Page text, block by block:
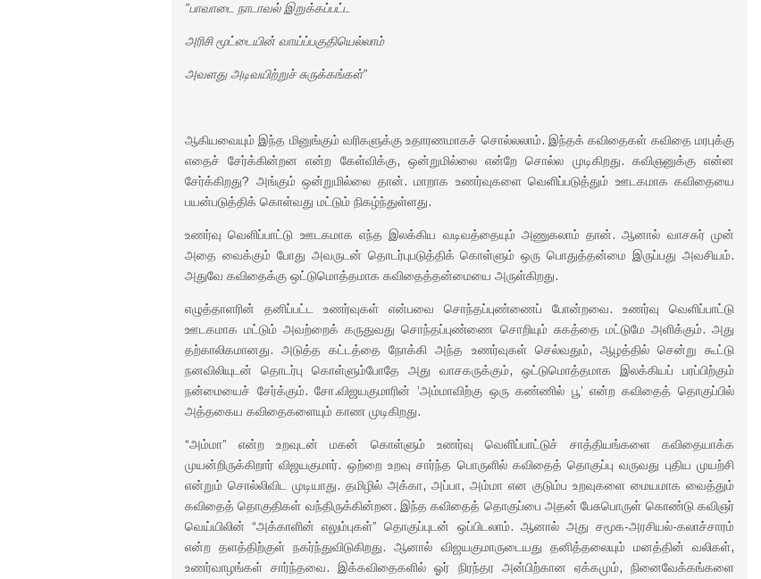
”பாவாடை நாடாவல் இறுக்கப்பட்ட
அரிசி மூட்டையின் வாய்ப்பகுதியெல்லாம்
அவளது அடிவயிற்றுச் சுருக்கங்கள்”
ஆகியவையும் இந்த மினுங்கும் வரிகளுக்கு உதாரணமாகச் சொல்லலாம். இந்தக் கவிதைகள் கவிதை மரபுக்கு
எதைச் சேர்க்கின்றன என்ற கேள்விக்கு, ஒன்றுமில்லை என்றே சொல்ல முடிகிறது. கவிஞனுக்கு என்ன
சேர்க்கிறது? அங்கும் ஒன்றுமில்லை தான். மாறாக உணர்வுகளை வெளிப்படுத்தும் ஊடகமாக கவிதையை
பயன்படுத்திக் கொள்வது மட்டும் நிகழ்ந்துள்ளது.
உணர்வு வெளிப்பாட்டு ஊடகமாக எந்த இலக்கிய வடிவத்தையும் அணுகலாம் தான். ஆனால் வாசகர் முன்
அதை வைக்கும் போது அவருடன் தொடர்புபடுத்திக் கொள்ளும் ஒரு பொதுத்தன்மை இருப்பது அவசியம்.
அதுவே கவிதைக்கு ஒட்டுமொத்தமாக கவிதைத்தன்மையை அருள்கிறது.
எழுத்தாளரின் தனிப்பட்ட உணர்வுகள் என்பவை சொந்தப்புண்ணைப் போன்றவை. உணர்வு வெளிப்பாட்டு
ஊடகமாக மட்டும் அவற்றைக் கருதுவது சொந்தப்புண்ணை சொறியும் சுகத்தை மட்டுமே அளிக்கும். அது
தற்காலிகமானது. அடுத்த கட்டத்தை நோக்கி அந்த உணர்வுகள் செல்வதும், ஆழத்தில் சென்று கூட்டு
நனவிலியுடன் தொடர்பு கொள்ளும்போதே அது வாசகருக்கும், ஒட்டுமொத்தமாக இலக்கியப் பரப்பிற்கும்
நன்மையைச் சேர்க்கும். சோ.விஜயகுமாரின் ’அம்மாவிற்கு ஒரு கண்ணில் பூ’ என்ற கவிதைத் தொகுப்பில்
அத்தகைய கவிதைகளையும் காண முடிகிறது.
“அம்மா” என்ற உறவுடன் மகன் கொள்ளும் உணர்வு வெளிப்பாட்டுச் சாத்தியங்களை கவிதையாக்க
முயன்றிருக்கிறார் விஜயகுமார். ஒற்றை உறவு சார்ந்த பொருளில் கவிதைத் தொகுப்பு வருவது புதிய முயற்சி
என்றும் சொல்லிவிட முடியாது. தமிழில் அக்கா, அப்பா, அம்மா என குடும்ப உறவுகளை மையமாக வைத்தும்
கவிதைத் தொகுதிகள் வந்திருக்கின்றன. இந்த கவிதைத் தொகுப்பை அதன் பேசுபொருள் கொண்டு கவிஞர்
வெய்யிலின் “அக்காளின் எலும்புகள்” தொகுப்புடன் ஒப்பிடலாம். ஆனால் அது சமூக-அரசியல்-கலாச்சாரம்
என்ற தளத்திற்குள் நகர்ந்துவிடுகிறது. ஆனால் விஜயகுமாருடையது தனித்தலையும் மனத்தின் வலிகள்,
உணர்வாழங்கள் சார்ந்தவை. இக்கவிதைகளில் ஓர் நிரந்தர அன்பிற்கான ஏக்கமும், நினைவேக்கங்களை